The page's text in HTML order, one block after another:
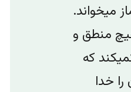
میخواند.
منطق و
که
را خدا